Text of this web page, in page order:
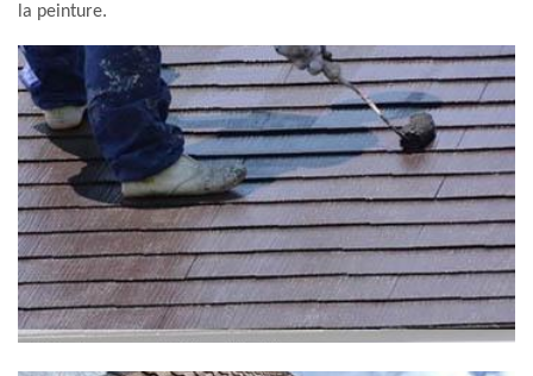
la peinture.